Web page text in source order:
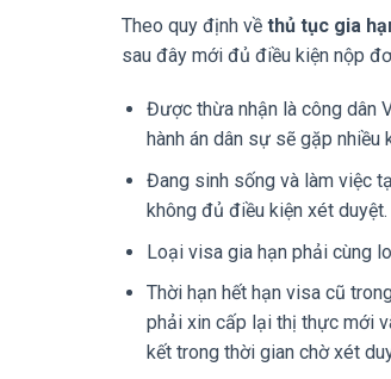
Theo quy định về thủ tục gia
sau đây mới đủ điều kiện nộp
Được thừa nhận là công dân
hành án dân sự sẽ gặp nhiều
Đang sinh sống và làm việc
không đủ điều kiện xét duyệt.
Loại visa gia hạn phải cùng
Thời hạn hết hạn visa cũ
phải xin cấp lại thị thực mới
kết trong thời gian chờ xét